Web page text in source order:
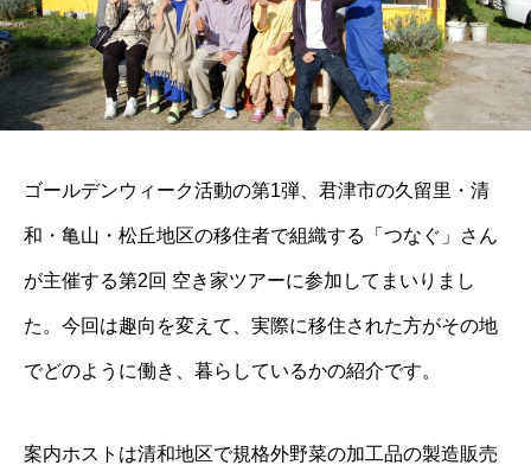
ゴールデンウィーク活動の第1弾、君津市の久留里・清
和・亀山・松丘地区の移住者で組織する「つなぐ」さん
が主催する第2回 空き家ツアーに参加してまいりまし
た。今回は趣向を変えて、実際に移住された方がその地
でどのように働き、暮らしているかの紹介です。
案内ホストは清和地区で規格外野菜の加工品の製造販売